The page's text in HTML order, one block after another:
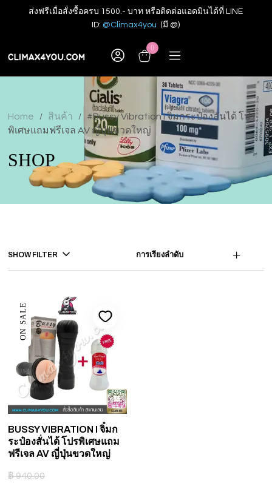
ส่งฟรีเมื่อสั่งซื้อครบ 1500.- บาท หรือติดต่อแอดมินได้ที่ LINE
ID: @Climax4you (มี @)
0
Home / สินค้า /
#Bussy Vibration I จิ๋มกระป๋องสั่นได้ โปร
พิเศษแถมฟรีเจล AV ญี่ปุ่นขวดใหญ่
SHOP
SHOW FILTER การเรียงลำดับ
ON SALE
BUSSY VIBRATION I จิ๋มก
ระป๋องสั่นได้ โปรพิเศษแถม
ฟรีเจล AV ญี่ปุ่นขวดใหญ่
฿940.00